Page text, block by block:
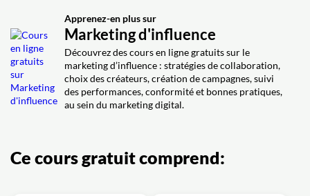
Apprenez-en plus sur
Marketing d'influence
Découvrez des cours en ligne gratuits sur le
marketing d’influence : stratégies de collaboration,
choix des créateurs, création de campagnes, suivi
des performances, conformité et bonnes pratiques,
au sein du marketing digital.
Ce cours gratuit comprend: